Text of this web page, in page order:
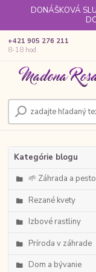
DONÁŠKOVÁ
+421 905 276 211
8-18 hod.
Kategórie blogu
🌱 Záhrada a
Rezané kvety
Izbové rastliny
Príroda v záhrade
Dom a bývanie